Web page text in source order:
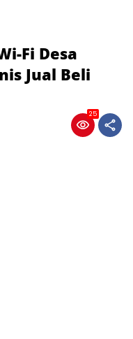
Fi Desa
Jual Beli
25